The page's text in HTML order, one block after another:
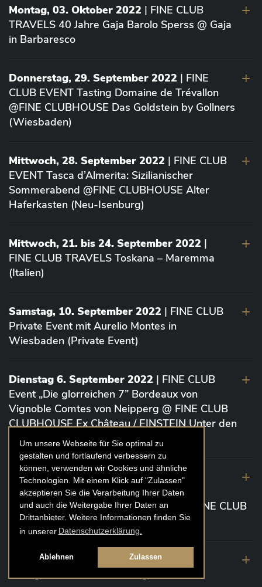
Um unsere Webseite für Sie optimal zu
gestalten und fortlaufend verbessern zu
können, verwenden wir Cookies und ähnliche
Technologien. Mit einem Klick auf "Zulassen"
akzeptieren Sie die Verarbeitung Ihrer Daten
und auch die Weitergabe Ihrer Daten an
Drittanbieter. Weitere Informationen finden Sie
in unserer Datenschutzerklärung.
Ablehnen Zulassen
Montag, 03. Oktober 2022 | FINE CLUB
TRAVELS 40 Jahre Gaja Barolo Sperss @ Gaja
in Barbaresco
Donnerstag, 29. September 2022 | FINE
CLUB EVENT Tasting Domaine de Trévallon
@FINE CLUBHOUSE Das Goldstein by Gollners
(Wiesbaden)
Mittwoch, 28. September 2022 | FINE CLUB
EVENT Tasca d’Almerita: Sizilianischer
Sommerabend @FINE CLUBHOUSE Alter
Haferkasten (Neu-Isenburg)
Mittwoch, 21. bis 24. September 2022 |
FINE CLUB TRAVELS Toskana – Maremma
(Italien)
Samstag, 10. September 2022 | FINE CLUB
Private Event mit Aurelio Montes in
Wiesbaden (Private Event)
Dienstag 6. September 2022 | FINE CLUB
Event „Die glorreichen 7” Bordeaux von
Vignoble Comtes von Neipperg @ FINE CLUB
CLUBHOUSE Ex Château / EINSTEIN Unter den
Linden (Berlin)
19. August 2022| FINE CLUB Academy
Caviar „Die glorreichen 7“ Riesling Große
Gewächse von der Mosel aus 2020 @ FINE CLUB
Clubhouse Prunier Cologne (Köln)
29. Juli 2022
| Weinbergwanderung
Weingüter Geheimrat J. Wegeler